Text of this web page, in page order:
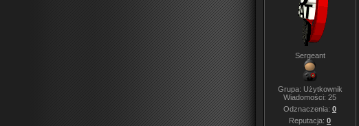
Sergeant
Grupa: Użytkownik
Wiadomości: 25
Odznaczenia: 0
Reputacja: 0